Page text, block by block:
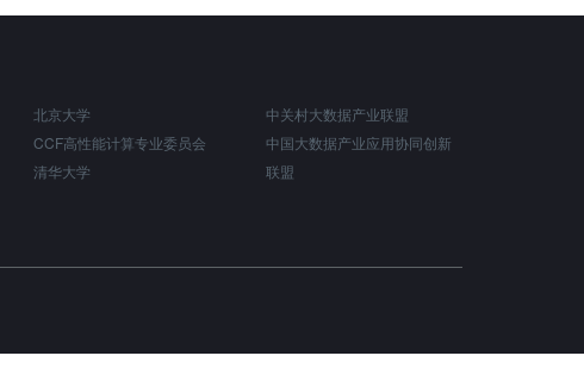
中关村大数据产业联盟
中国大数据产业应用协同创新
联盟
北京大学
CCF高性能计算专业委员会
清华大学